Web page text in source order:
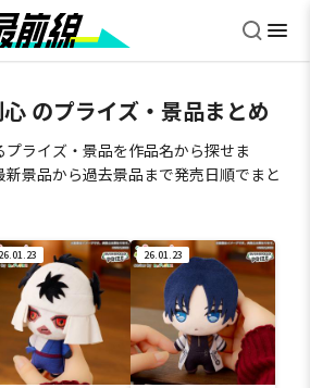
のプライズ・景品まとめ
ライズ・景品を作品名から探せま
景品から過去景品まで発売日順でまと
26.01.23 26.01.23